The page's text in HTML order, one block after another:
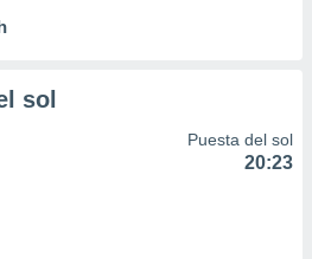
sol
Puesta del sol
20:23